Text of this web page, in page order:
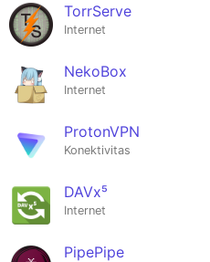
TorrServe
Internet
NekoBox
Internet
ProtonVPN
Konektivitas
DAVx⁵
Internet
PipePipe